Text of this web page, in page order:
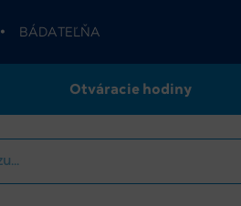
• BÁDATEĽŇA
Otváracie hodiny